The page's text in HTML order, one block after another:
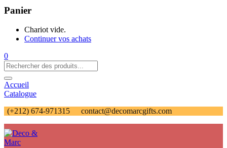
Panier
Chariot vide.
Continuer vos achats
0
Accueil
Catalogue
(+212) 674-971315
contact@decomarcgifts.com